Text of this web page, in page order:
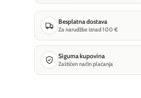
Besplatna dostava
Za narudžbe iznad 100 €
Sigurna kupovina
Zaštićen način plaćanja